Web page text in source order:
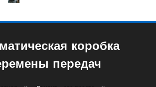
коробка
передач